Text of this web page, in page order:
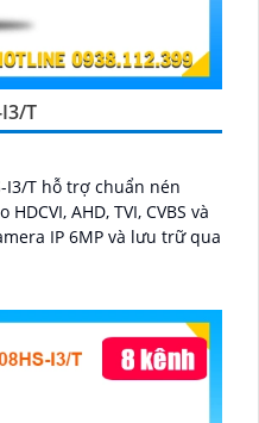
T
I3/T hỗ trợ chuẩn nén
AHD, TVI, CVBS và